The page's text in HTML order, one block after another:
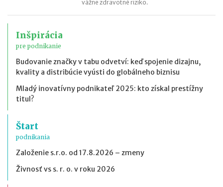
vážne zdravotné riziko.
Inšpirácia
pre podnikanie
Budovanie značky v tabu odvetví: keď spojenie dizajnu,
kvality a distribúcie vyústi do globálneho biznisu
Mladý inovatívny podnikateľ 2025: kto získal prestížny
titul?
Štart
podnikania
Založenie s.r.o. od 17.8.2026 – zmeny
Živnosť vs s. r. o. v roku 2026